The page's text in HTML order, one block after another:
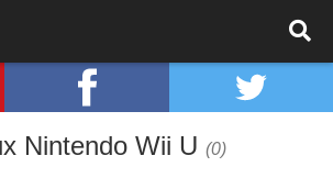
Nintendo Wii U (0)